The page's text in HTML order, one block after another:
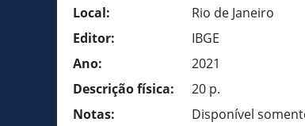
Local:
Rio de Janeiro
Editor:
IBGE
Ano:
2021
Descrição física:
20 p.
Notas:
Disponível